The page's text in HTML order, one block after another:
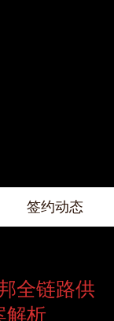
签约动态
全链路供
解析